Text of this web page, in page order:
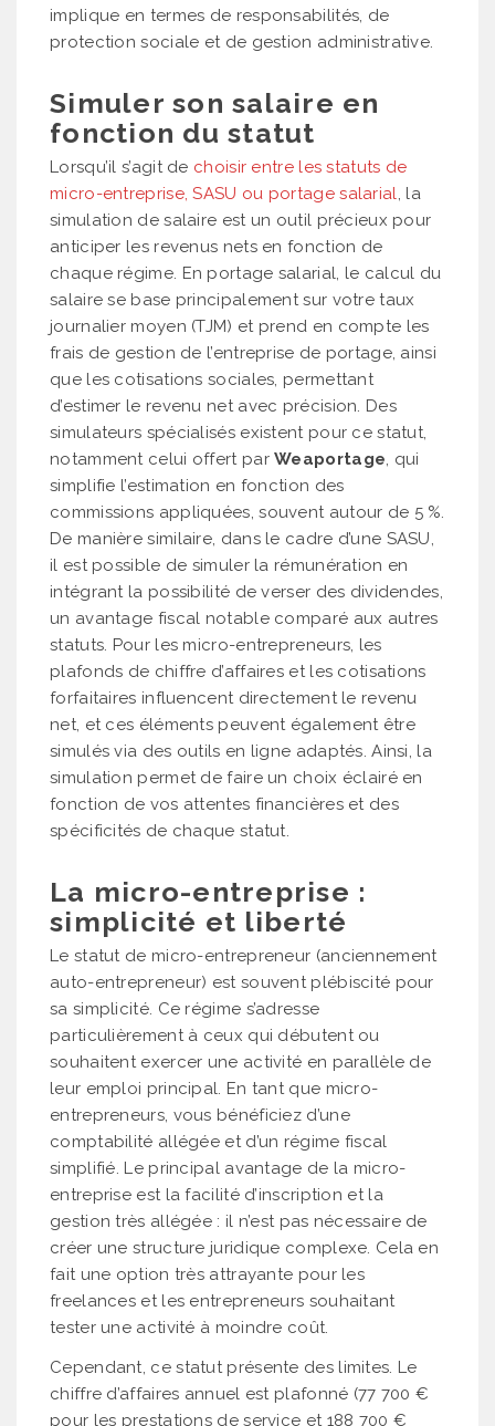
implique en termes de responsabilités, de
protection sociale et de gestion administrative.
Simuler son salaire en
fonction du statut
Lorsqu’il s’agit de choisir entre les statuts de
micro-entreprise, SASU ou portage salarial, la
simulation de salaire est un outil précieux pour
anticiper les revenus nets en fonction de
chaque régime. En portage salarial, le calcul du
salaire se base principalement sur votre taux
journalier moyen (TJM) et prend en compte les
frais de gestion de l’entreprise de portage, ainsi
que les cotisations sociales, permettant
d’estimer le revenu net avec précision. Des
simulateurs spécialisés existent pour ce statut,
notamment celui offert parWeaportage, qui
simplifie l’estimation en fonction des
commissions appliquées, souvent autour de 5 %.
De manière similaire, dans le cadre d’une SASU,
il est possible de simuler la rémunération en
intégrant la possibilité de verser des dividendes,
un avantage fiscal notable comparé aux autres
statuts. Pour les micro-entrepreneurs, les
plafonds de chiffre d’affaires et les cotisations
forfaitaires influencent directement le revenu
net, et ces éléments peuvent également être
simulés via des outils en ligne adaptés. Ainsi, la
simulation permet de faire un choix éclairé en
fonction de vos attentes financières et des
spécificités de chaque statut.
La micro-entreprise :
simplicité et liberté
Le statut de micro-entrepreneur (anciennement
auto-entrepreneur) est souvent plébiscité pour
sa simplicité. Ce régime s’adresse
particulièrement à ceux qui débutent ou
souhaitent exercer une activité en parallèle de
leur emploi principal. En tant que micro-
entrepreneurs, vous bénéficiez d’une
comptabilité allégée et d’un régime fiscal
simplifié. Le principal avantage de la micro-
entreprise est la facilité d’inscription et la
gestion très allégée : il n’est pas nécessaire de
créer une structure juridique complexe. Cela en
fait une option très attrayante pour les
freelances et les entrepreneurs souhaitant
tester une activité à moindre coût.
Cependant, ce statut présente des limites. Le
chiffre d’affaires annuel est plafonné (77 700 €
pour les prestations de service et 188 700 €